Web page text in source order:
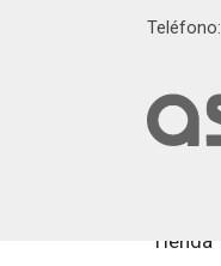
Teléfono:
Tienda